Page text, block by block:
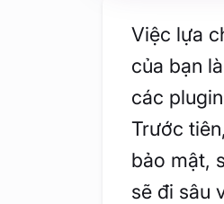
Việc lựa
của bạn
các
Trước
bảo mật,
sẽ đi sâu